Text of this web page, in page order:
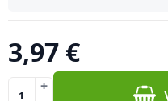
3,97 €
+